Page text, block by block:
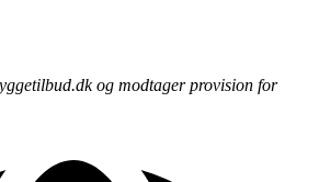
og modtager provision for